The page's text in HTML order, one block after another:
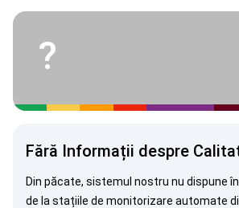
?
Fără Informații despre
Din păcate, sistemul nostru nu dispune
de la stațiile de monitorizare automate